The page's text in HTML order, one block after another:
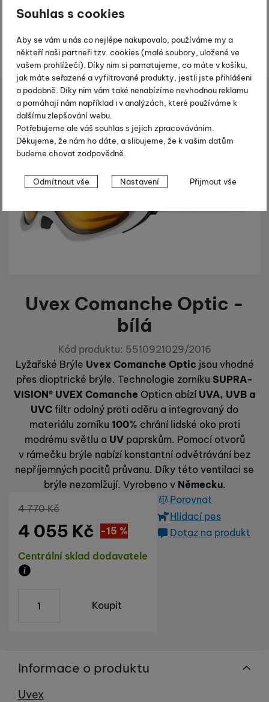
Souhlas s cookies
Aby se vám u nás co nejlépe nakupovalo, používáme my a
někteří naši partneři tzv. cookies (malé soubory, uložené ve
vašem prohlížeči). Díky nim si pamatujeme, co máte v košíku,
jak máte seřazené a vyfiltrované produkty, jestli jste přihlášeni
a podobně. Díky nim vám také nenabízíme nevhodnou reklamu
a pomáhají nám například i v analýzách, které používáme k
dalšímu zlepšování webu.
Potřebujeme ale váš souhlas s jejich zpracováváním.
Děkujeme, že nám ho dáte, a slibujeme, že k vašim datům
budeme chovat zodpovědně.
Nastavení souhlasů s kategoriemi
cookies
Technické
Technické-bez těchto cookies náš web nebude fungovat
VŽDY AKTIVNÍ
chatu
Povoleno
Díky těmto cookies vám práci s naším webem dokážeme ještě
zpříjemnit. Dokážeme si zapamatovat vaše nastavení, mohou
vám pomoci s vyplňováním formulářů, umožní nám zobrazit
služby jako je chat a podobně.
Analytické
Analytické-abychom věděli, jak se na webu chováte, a mohli
náš web dále zlepšovat.
Povoleno
Tyto cookies nám umožňují měření výkonu našeho webu i
našich reklamních kampaní. Jejich pomocí určujeme počet
návštěv a zdroje návštěv našich internetových stránek. Data
získaná pomocí těchto cookies zpracováváme souhrnně a
anonymně, takže nejsme schopni identifikovat konkrétní
uživatele našeho webu.
Marketingové
Marketingové-abychom vás neobtěžovali nevhodnou
reklamou.
Povoleno
Marketingové cookies používáme my nebo naši partneři,
abychom vám mohli zobrazit vhodné obsahy nebo reklamy jak
na našich stránkách, tak na stránkách třetích stran.
Odmítnout vše Nastavení Přijmout vše
Shopio demo
lyžování Lyžařské brýle Uvex Comanche Optic - bílá
Uvex Comanche Optic -
bílá
Kód produktu: 5510921029/2016
Lyžařské Brýle Uvex Comanche Optic jsou vhodné
přes dioptrické brýle. Technologie zorníku SUPRA­
VISION® UVEX Comanche Opticn abízí UVA, UVB a
UVC filtr odolný proti oděru a integrovaný do
materiálu zorníku 100% chrání lidské oko proti
modrému světlu a UVpaprskům. Pomocí otvorů
v rámečku brýle nabízí konstantní odvětrávání bez
nepříjemných pocitů průvanu. Díky této ventilaci se
brýle nezamlžují. Vyrobeno v Německu.
Dostupnost
Centrální sklad dodavatele
Původní cena
4 770Kč
Sleva
716 Kč
(
-15 %
4 055 Kč
Koupit
Porovnat
Hlídací pes
Dotaz na produkt
Fotografie
Informace o produktu
Výrobce
Uvex